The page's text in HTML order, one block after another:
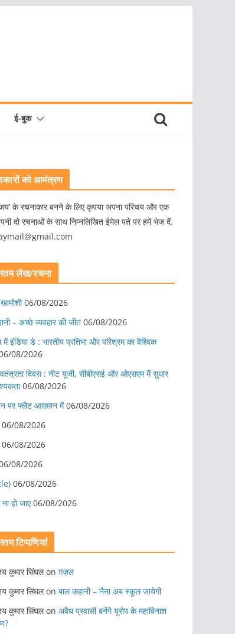
ई-बुक
को आमंत्रण
के रचनाकार बनने के लिए कृपया अपना परिचय और एक
दो रचनाओं के साथ निम्नलिखित ईमेल पते पर हमें भेज दें.
लेख/रचना
06/08/2026
– अच्छे व्यवहार की जीत 06/08/2026
में इंडिया डे : भारतीय प्रतिभा और परिश्रम का वैश्विक
08/2026
दिवस : नीट यूजी, सीबीएसई और ओएसएम में सुधार
06/08/2026
पर फ्लैट आसमान में 06/08/2026
06/08/2026
06/08/2026
08/2026
06/08/2026
हो जाए 06/08/2026
टिप्पणियां
कुमार सिंघलon ग़ज़ल
कुमार सिंघलon बाल कहानी – नैना अब स्कूल जायेगी
कुमार सिंघलon अवैध प्रवासी बनेंगे यूरोप के महाविनाश